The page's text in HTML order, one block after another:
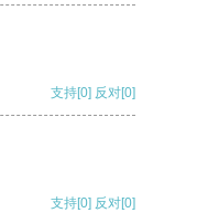
支持[0] 反对[0]
支持[0] 反对[0]